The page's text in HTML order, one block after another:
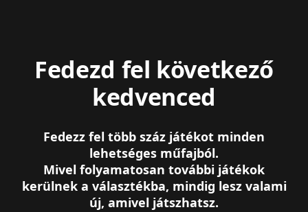
Fedezd fel következő
kedvenced
Fedezz fel több száz játékot minden
lehetséges műfajból.
Mivel folyamatosan további játékok
kerülnek a választékba, mindig lesz valami
új, amivel játszhatsz.